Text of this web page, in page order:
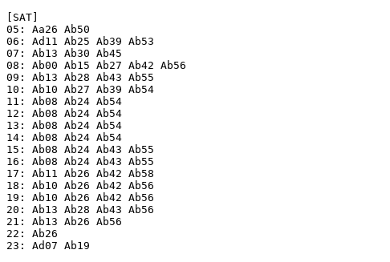
[SAT]
05: Aa26 Ab50
06: Ad11 Ab25 Ab39 Ab53
07: Ab13 Ab30 Ab45
08: Ab00 Ab15 Ab27 Ab42 Ab56
09: Ab13 Ab28 Ab43 Ab55
10: Ab10 Ab27 Ab39 Ab54
11: Ab08 Ab24 Ab54
12: Ab08 Ab24 Ab54
13: Ab08 Ab24 Ab54
14: Ab08 Ab24 Ab54
15: Ab08 Ab24 Ab43 Ab55
16: Ab08 Ab24 Ab43 Ab55
17: Ab11 Ab26 Ab42 Ab58
18: Ab10 Ab26 Ab42 Ab56
19: Ab10 Ab26 Ab42 Ab56
20: Ab13 Ab28 Ab43 Ab56
21: Ab13 Ab26 Ab56
22: Ab26
23: Ad07 Ab19